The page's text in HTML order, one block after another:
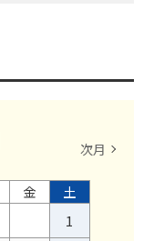
次月
金
土
1